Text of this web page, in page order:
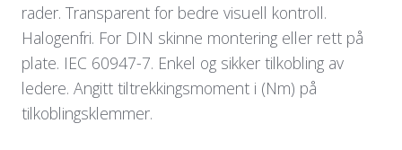
rader. Transparent for bedre visuell kontroll.
Halogenfri. For DIN skinne montering eller rett på
plate. IEC 60947-7. Enkel og sikker tilkobling av
ledere. Angitt tiltrekkingsmoment i (Nm) på
tilkoblingsklemmer.